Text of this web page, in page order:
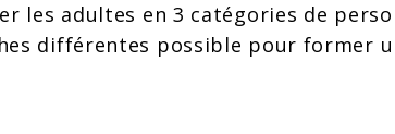
les adultes en 3 catégories de
différentes possible pour former